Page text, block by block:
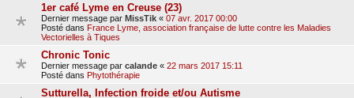
1er café Lyme en Creuse (23)
Dernier message par MissTik « 07 avr. 2017 00:00
Posté dans France Lyme, association française de lutte contre les Maladies
Vectorielles à Tiques
Chronic Tonic
Dernier message par calande « 22 mars 2017 15:11
Posté dans Phytothérapie
Sutturella, Infection froide et/ou Autisme